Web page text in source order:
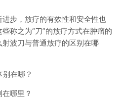
步，放疗的有效性和安全性也
称之为“刀”的放疗方式在肿瘤的
波刀与普通放疗的区别在哪
哪里？